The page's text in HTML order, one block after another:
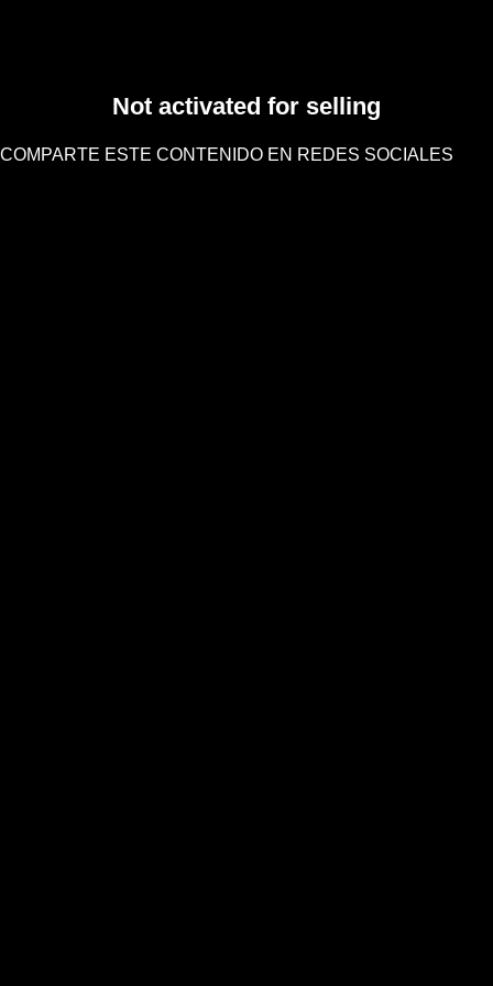
Not activated for selling
COMPARTE ESTE CONTENIDO EN REDES SOCIALES